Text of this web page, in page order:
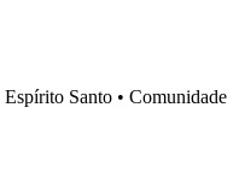
Espírito Santo • Comunidade